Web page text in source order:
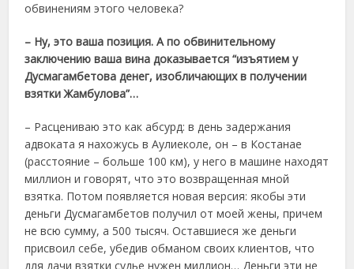
обвинениям этого человека?
– Ну, это ваша позиция. А по обвинительному
заключению ваша вина доказывается “изъятием у
Дусмагамбетова денег, изобличающих в получении
взятки Жамбулова”…
– Расцениваю это как абсурд: в день задержания
адвоката я нахожусь в Аулиеколе, он – в Костанае
(расстояние – больше 100 км), у него в машине находят
миллион и говорят, что это возвращенная мной
взятка. Потом появляется новая версия: якобы эти
деньги Дусмагамбетов получил от моей жены, причем
не всю сумму, а 500 тысяч. Оставшиеся же деньги
присвоил себе, убедив обманом своих клиентов, что
для дачи взятки судье нужен миллион… Деньги эти не